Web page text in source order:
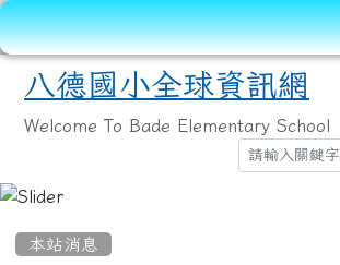
八德國小全球資訊網
Welcome To Bade Elementary School
本站消息